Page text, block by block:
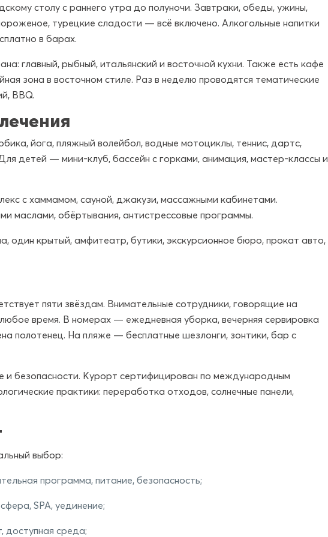
столу с раннего утра до полуночи. Завтраки, обеды, ужины,
турецкие сладости — всё включено. Алкогольные напитки
в барах.
главный, рыбный, итальянский и восточной кухни. Также есть кафе
зона в восточном стиле. Раз в неделю проводятся тематические
BBQ.
йога, пляжный волейбол, водные мотоциклы, теннис, дартс,
детей — мини-клуб, бассейн с горками, анимация, мастер-классы и
с хаммамом, сауной, джакузи, массажными кабинетами.
маслами, обёртывания, антистрессовые программы.
один крытый, амфитеатр, бутики, экскурсионное бюро, прокат авто,
пяти звёздам. Внимательные сотрудники, говорящие на
любое время. В номерах — ежедневная уборка, вечерняя сервировка
полотенец. На пляже — бесплатные шезлонги, зонтики, бар с
и безопасности. Курорт сертифицирован по международным
практики: переработка отходов, солнечные панели,
выбор:
программа, питание, безопасность;
SPA, уединение;
среда;